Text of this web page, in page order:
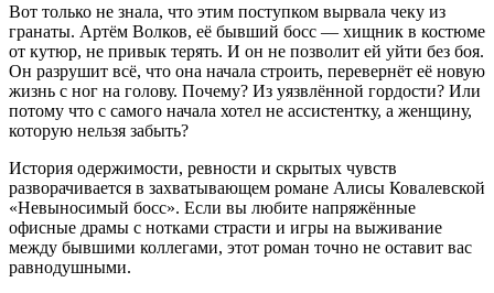
Вот только не знала, что этим поступком вырвала чеку из
гранаты. Артём Волков, её бывший босс — хищник в костюме
от кутюр, не привык терять. И он не позволит ей уйти без боя.
Он разрушит всё, что она начала строить, перевернёт её новую
жизнь с ног на голову. Почему? Из уязвлённой гордости? Или
потому что с самого начала хотел не ассистентку, а женщину,
которую нельзя забыть?
История одержимости, ревности и скрытых чувств
разворачивается в захватывающем романе Алисы Ковалевской
«Невыносимый босс». Если вы любите напряжённые
офисные драмы с нотками страсти и игры на выживание
между бывшими коллегами, этот роман точно не оставит вас
равнодушными.